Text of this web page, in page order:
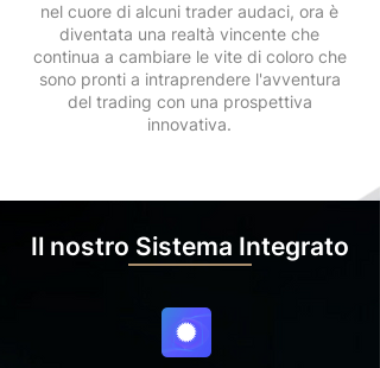
nel cuore di alcuni trader audaci, ora è
diventata una realtà vincente che
continua a cambiare le vite di coloro che
sono pronti a intraprendere l'avventura
del trading con una prospettiva
innovativa.
Il nostro Sistema Integrato